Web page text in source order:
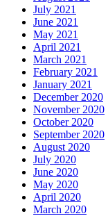
July 2021
June 2021
May 2021
April 2021
March 2021
February 2021
January 2021
December 2020
November 2020
October 2020
September 2020
August 2020
July 2020
June 2020
May 2020
April 2020
March 2020